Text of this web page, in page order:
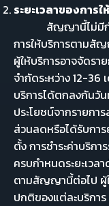
ระยะเวลาของการใ
สัญญานี้ไม่มีกำหน
การให้บริการตามสั
ผู้ให้บริการอาจจัดรา
จำกัดระหว่าง 12-36
บริการได้ตกลงกันวั
ประโยชน์จากรายกา
ส่วนลดหรือได้รับกา
ตั้ง การชำระค่าบริก
ครบกำหนดระยะเวล
ตามสัญญานี้ต่อไป ผู้ใ
ปกติของแต่ละบริการ